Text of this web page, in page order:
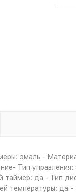
эмаль -
Тип управления:
таймер: да - Тип
температуры: да -